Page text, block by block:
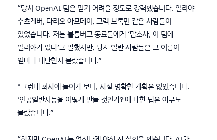
“당시 OpenAI 팀은 믿기 어려울 정도로 강력했습니다. 일리야
수츠케버, 다리오 아모데이, 그렉 브록먼 같은 사람들이
있었습니다. 저는 블룸버그 동료들에게 ‘맙소사, 이 팀에
일리야가 있다’고 말했지만, 당시 일반 사람들은 그 이름이
얼마나 대단한지 몰랐습니다.”
“그런데 회사에 들어가 보니, 사실 명확한 계획은 없었습니다.
‘인공일반지능을 어떻게 만들 것인가?’에 대한 답은 아무도
몰랐습니다.”